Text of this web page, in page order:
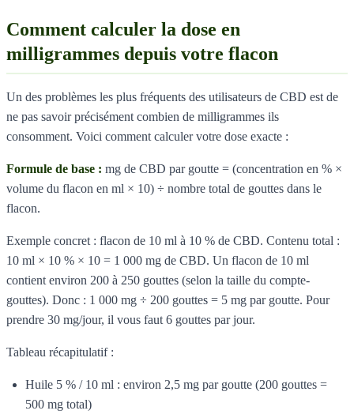
Comment calculer la dose en
milligrammes depuis votre flacon
Un des problèmes les plus fréquents des utilisateurs de CBD est de
ne pas savoir précisément combien de milligrammes ils
consomment. Voici comment calculer votre dose exacte :
Formule de base : mg de CBD par goutte = (concentration en % ×
volume du flacon en ml × 10) ÷ nombre total de gouttes dans le
flacon.
Exemple concret : flacon de 10 ml à 10 % de CBD. Contenu total :
10 ml × 10 % × 10 = 1 000 mg de CBD. Un flacon de 10 ml
contient environ 200 à 250 gouttes (selon la taille du compte-
gouttes). Donc : 1 000 mg ÷ 200 gouttes = 5 mg par goutte. Pour
prendre 30 mg/jour, il vous faut 6 gouttes par jour.
Tableau récapitulatif :
Huile 5 % / 10 ml : environ 2,5 mg par goutte (200 gouttes =
500 mg total)